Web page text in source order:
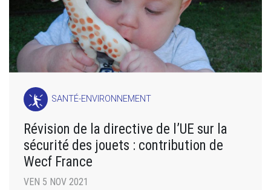
SANTÉ-ENVIRONNEMENT
Révision de la directive de l’UE sur la
sécurité des jouets : contribution de
Wecf France
VEN 5 NOV 2021